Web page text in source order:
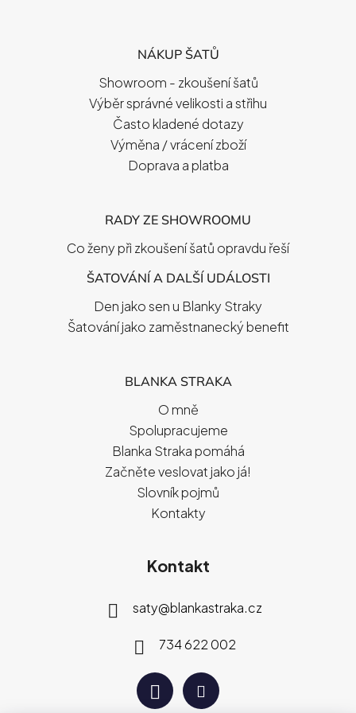
NÁKUP ŠATŮ
Showroom - zkoušení šatů
Výběr správné velikosti a střihu
Často kladené dotazy
Výměna / vrácení zboží
Doprava a platba
RADY ZE SHOWROOMU
Co ženy při zkoušení šatů opravdu řeší
ŠATOVÁNÍ A DALŠÍ UDÁLOSTI
Den jako sen u Blanky Straky
Šatování jako zaměstnanecký benefit
BLANKA STRAKA
O mně
Spolupracujeme
Blanka Straka pomáhá
Začněte veslovat jako já!
Slovník pojmů
Kontakty
Kontakt
saty@blankastraka.cz
734 622 002